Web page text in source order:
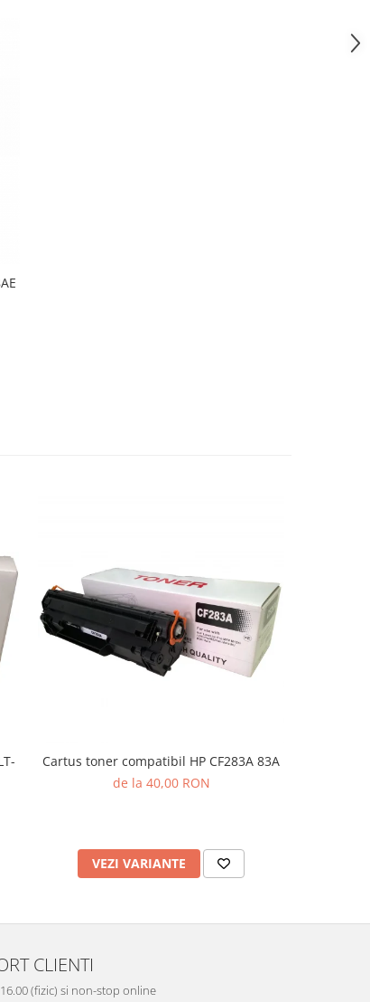
Cartus toner compatibil HP CF283A 83A
de la 40,00 RON
VEZI VARIANTE
CLIENTI
(fizic) si non-stop online